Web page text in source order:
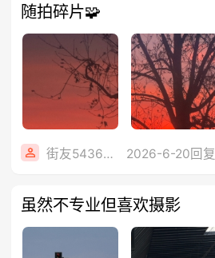
随拍碎片🧩
街友54369822 2026-6-20回复
虽然不专业但喜欢摄影